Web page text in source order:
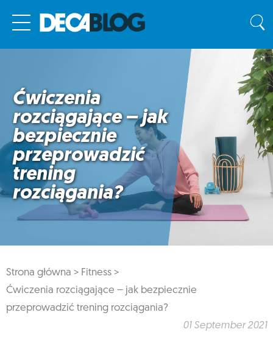
Ćwiczenia
rozciągające – jak
bezpiecznie
przeprowadzić
trening
rozciągania?
Strona główna > Fitness >
Ćwiczenia rozciągające – jak bezpiecznie
przeprowadzić trening rozciągania?
01 September 2021